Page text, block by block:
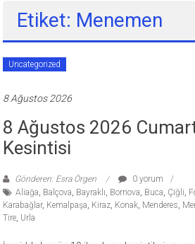
Etiket: Menemen
Uncategorized
8 Ağustos 2026
8 Ağustos 2026
Kesintisi
Gönderen: Esra Örgen
0 yorum
Aliağa, Balçova, Bayraklı, Bornova, Buca, Çiğli,
Karabağlar, Kemalpaşa, Kiraz, Konak, Menderes,
Tire, Urla